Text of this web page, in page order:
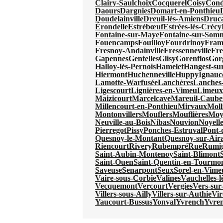
Clairy-SaulchoixCocquerelCoisy
DaoursDargniesDomart-en-Ponthieu
DoudelainvilleDreuil-lès-Amiens
ÉrondelleEstrébœufEstrées-lès-Crécy
Fontaine-sur-MayeFontaine-sur-
FouencampsFouilloyFourdrinoy
Fresnoy-AndainvilleFressenneville
GapennesGentellesGlisyGorenflos
Halloy-lès-PernoisHameletHangest-
HiermontHuchennevilleHuppy
Lamotte-WarfuséeLanchères
LigescourtLignières-en-VimeuLimeux
MaizicourtMarcelcaveMareuil-
Millencourt-en-PonthieuMirvaux
MontonvillersMouflersMouflières
Neuville-au-BoisNibasNouvion
PierregotPissyPonches-EstruvalPont-
Quesnoy-le-MontantQuesnoy-sur-
RiencourtRiveryRubempréRue
Saint-Aubin-MontenoySaint-Blimont
Saint-OuenSaint-Quentin-en-
SaveuseSenarpontSeuxSorel-en-
Vaire-sous-CorbieValinesVauchelles-
VecquemontVercourtVergiesVers-
Villers-sous-AillyVillers-sur-Authie
Yaucourt-BussusYonvalYvrench